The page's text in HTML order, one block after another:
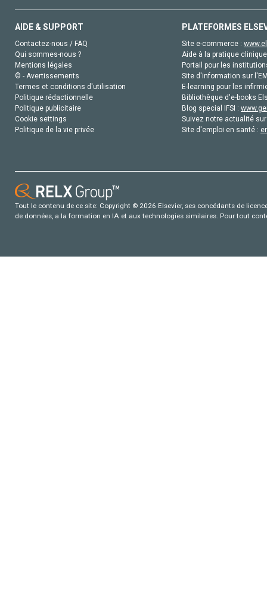
AIDE & SUPPORT
Contactez-nous / FAQ
Qui sommes-nous ?
Mentions légales
© - Avertissements
Termes et conditions d'utilisation
Politique rédactionnelle
Politique publicitaire
Cookie settings
Politique de la vie privée
PLATEFORMES
Site e-commerce :
Aide à la pratique
Portail pour les
Site d'information sur
E-learning pour les
Bibliothèque d'e-books
Blog special IFSI :
Suivez notre actualité
Site d'emploi en santé :
Tout le contenu de ce site: Copyright © 2026 Elsevier, ses concédants de
de données, a la formation en IA et aux technologies similaires. Pour tout